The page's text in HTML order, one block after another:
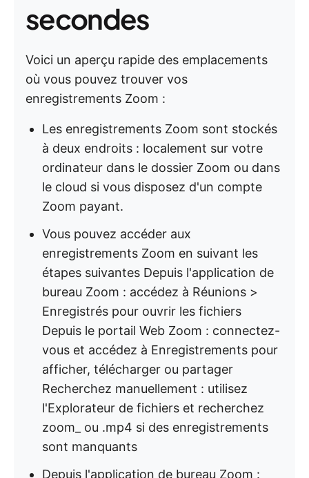
secondes
Voici un aperçu rapide des emplacements
où vous pouvez trouver vos
enregistrements Zoom :
Les enregistrements Zoom sont stockés
à deux endroits : localement sur votre
ordinateur dans le dossier Zoom ou dans
le cloud si vous disposez d'un compte
Zoom payant.
Vous pouvez accéder aux
enregistrements Zoom en suivant les
étapes suivantes Depuis l'application de
bureau Zoom : accédez à Réunions >
Enregistrés pour ouvrir les fichiers
Depuis le portail Web Zoom : connectez-
vous et accédez à Enregistrements pour
afficher, télécharger ou partager
Recherchez manuellement : utilisez
l'Explorateur de fichiers et recherchez
zoom_ ou .mp4 si des enregistrements
sont manquants
Depuis l'application de bureau Zoom :